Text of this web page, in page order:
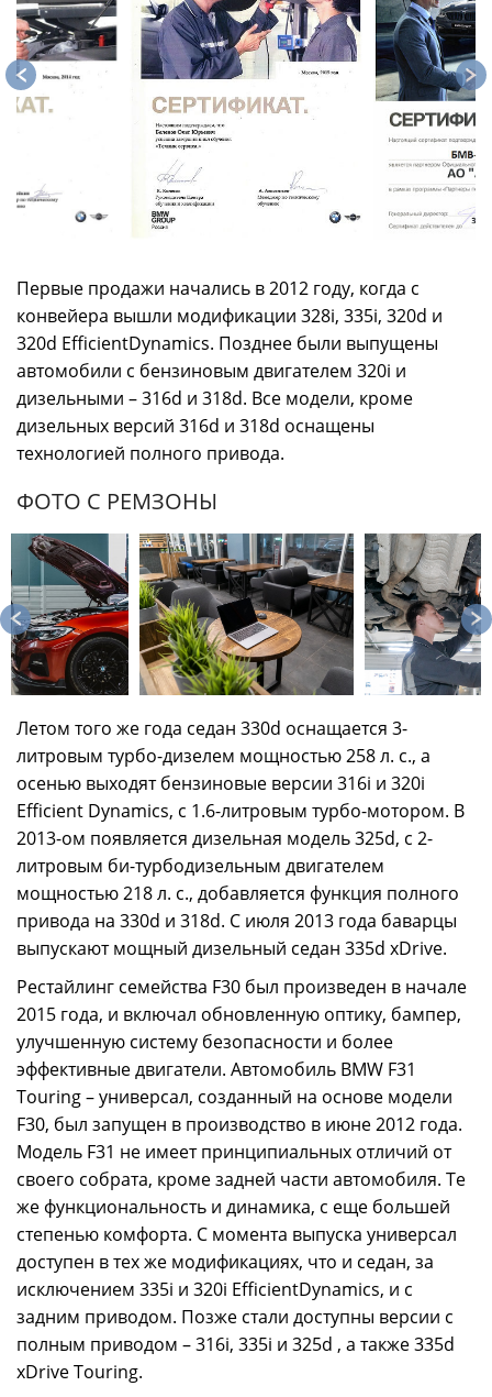
Первые продажи начались в 2012 году, когда с
конвейера вышли модификации 328i, 335i, 320d и
320d EfficientDynamics. Позднее были выпущены
автомобили с бензиновым двигателем 320i и
дизельными – 316d и 318d. Все модели, кроме
дизельных версий 316d и 318d оснащены
технологией полного привода.
ФОТО С РЕМЗОНЫ
Летом того же года седан 330d оснащается 3-
литровым турбо-дизелем мощностью 258 л. с., а
осенью выходят бензиновые версии 316i и 320i
Efficient Dynamics, с 1.6-литровым турбо-мотором. В
2013-ом появляется дизельная модель 325d, с 2-
литровым би-турбодизельным двигателем
мощностью 218 л. с., добавляется функция полного
привода на 330d и 318d. С июля 2013 года баварцы
выпускают мощный дизельный седан 335d xDrive.
Рестайлинг семейства F30 был произведен в начале
2015 года, и включал обновленную оптику, бампер,
улучшенную систему безопасности и более
эффективные двигатели. Автомобиль BMW F31
Touring – универсал, созданный на основе модели
F30, был запущен в производство в июне 2012 года.
Модель F31 не имеет принципиальных отличий от
своего собрата, кроме задней части автомобиля. Те
же функциональность и динамика, с еще большей
степенью комфорта. С момента выпуска универсал
доступен в тех же модификациях, что и седан, за
исключением 335i и 320i EfficientDynamics, и с
задним приводом. Позже стали доступны версии с
полным приводом – 316i, 335i и 325d , а также 335d
xDrive Touring.